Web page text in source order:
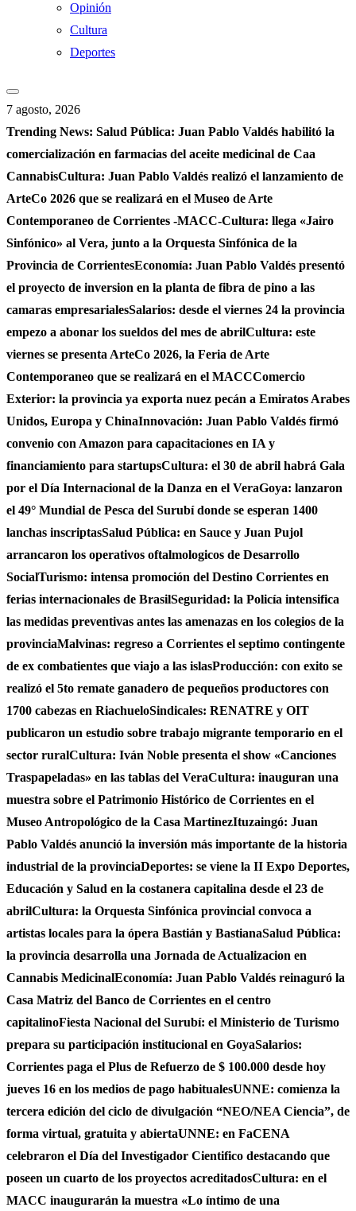
Opinión
Cultura
Deportes
7 agosto, 2026
Trending News: Salud Pública: Juan Pablo Valdés habilitó la
comercialización en farmacias del aceite medicinal de Caa
CannabisCultura: Juan Pablo Valdés realizó el lanzamiento de
ArteCo 2026 que se realizará en el Museo de Arte
Contemporaneo de Corrientes -MACC-Cultura: llega «Jairo
Sinfónico» al Vera, junto a la Orquesta Sinfónica de la
Provincia de CorrientesEconomía: Juan Pablo Valdés presentó
el proyecto de inversion en la planta de fibra de pino a las
camaras empresarialesSalarios: desde el viernes 24 la provincia
empezo a abonar los sueldos del mes de abrilCultura: este
viernes se presenta ArteCo 2026, la Feria de Arte
Contemporaneo que se realizará en el MACCComercio
Exterior: la provincia ya exporta nuez pecán a Emiratos Arabes
Unidos, Europa y ChinaInnovación: Juan Pablo Valdés firmó
convenio con Amazon para capacitaciones en IA y
financiamiento para startupsCultura: el 30 de abril habrá Gala
por el Día Internacional de la Danza en el VeraGoya: lanzaron
el 49° Mundial de Pesca del Surubí donde se esperan 1400
lanchas inscriptasSalud Pública: en Sauce y Juan Pujol
arrancaron los operativos oftalmologicos de Desarrollo
SocialTurismo: intensa promoción del Destino Corrientes en
ferias internacionales de BrasilSeguridad: la Policía intensifica
las medidas preventivas antes las amenazas en los colegios de la
provinciaMalvinas: regreso a Corrientes el septimo contingente
de ex combatientes que viajo a las islasProducción: con exito se
realizó el 5to remate ganadero de pequeños productores con
1700 cabezas en RiachueloSindicales: RENATRE y OIT
publicaron un estudio sobre trabajo migrante temporario en el
sector ruralCultura: Iván Noble presenta el show «Canciones
Traspapeladas» en las tablas del VeraCultura: inauguran una
muestra sobre el Patrimonio Histórico de Corrientes en el
Museo Antropológico de la Casa MartinezItuzaingó: Juan
Pablo Valdés anunció la inversión más importante de la historia
industrial de la provinciaDeportes: se viene la II Expo Deportes,
Educación y Salud en la costanera capitalina desde el 23 de
abrilCultura: la Orquesta Sinfónica provincial convoca a
artistas locales para la ópera Bastián y BastianaSalud Pública:
la provincia desarrolla una Jornada de Actualizacion en
Cannabis MedicinalEconomía: Juan Pablo Valdés reinaguró la
Casa Matriz del Banco de Corrientes en el centro
capitalinoFiesta Nacional del Surubí: el Ministerio de Turismo
prepara su participación institucional en GoyaSalarios:
Corrientes paga el Plus de Refuerzo de $ 100.000 desde hoy
jueves 16 en los medios de pago habitualesUNNE: comienza la
tercera edición del ciclo de divulgación “NEO/NEA Ciencia”, de
forma virtual, gratuita y abiertaUNNE: en FaCENA
celebraron el Día del Investigador Cientifico destacando que
poseen un cuarto de los proyectos acreditadosCultura: en el
MACC inaugurarán la muestra «Lo íntimo de una